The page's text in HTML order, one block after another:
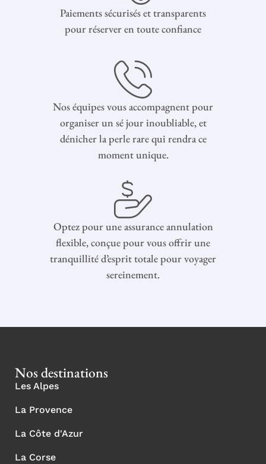
Paiements sécurisés et transparents
pour réserver en toute confiance
Nos équipes vous accompagnent pour
organiser un sé jour inoubliable, et
dénicher la perle rare qui rendra ce
moment unique.
Optez pour une assurance annulation
flexible, conçue pour vous offrir une
tranquillité d’esprit totale pour voyager
sereinement.
Nos destinations
Les Alpes
La Provence
La Côte d'Azur
La Corse